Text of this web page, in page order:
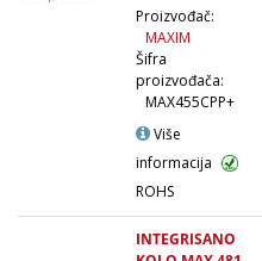
Proizvođač:
MAXIM
Šifra
proizvođača:
MAX455CPP+
Više
informacija
ROHS
INTEGRISANO